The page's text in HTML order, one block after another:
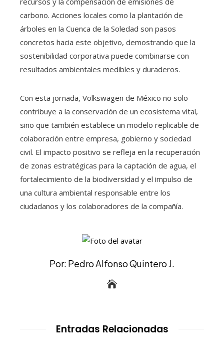
carbono. Acciones locales como la plantación de
árboles en la Cuenca de la Soledad son pasos
concretos hacia este objetivo, demostrando que la
sostenibilidad corporativa puede combinarse con
resultados ambientales medibles y duraderos.
Con esta jornada, Volkswagen de México no solo
contribuye a la conservación de un ecosistema vital,
sino que también establece un modelo replicable de
colaboración entre empresa, gobierno y sociedad
civil. El impacto positivo se refleja en la recuperación
de zonas estratégicas para la captación de agua, el
fortalecimiento de la biodiversidad y el impulso de
una cultura ambiental responsable entre los
ciudadanos y los colaboradores de la compañía.
Por: Pedro Alfonso Quintero J.
Entradas Relacionadas